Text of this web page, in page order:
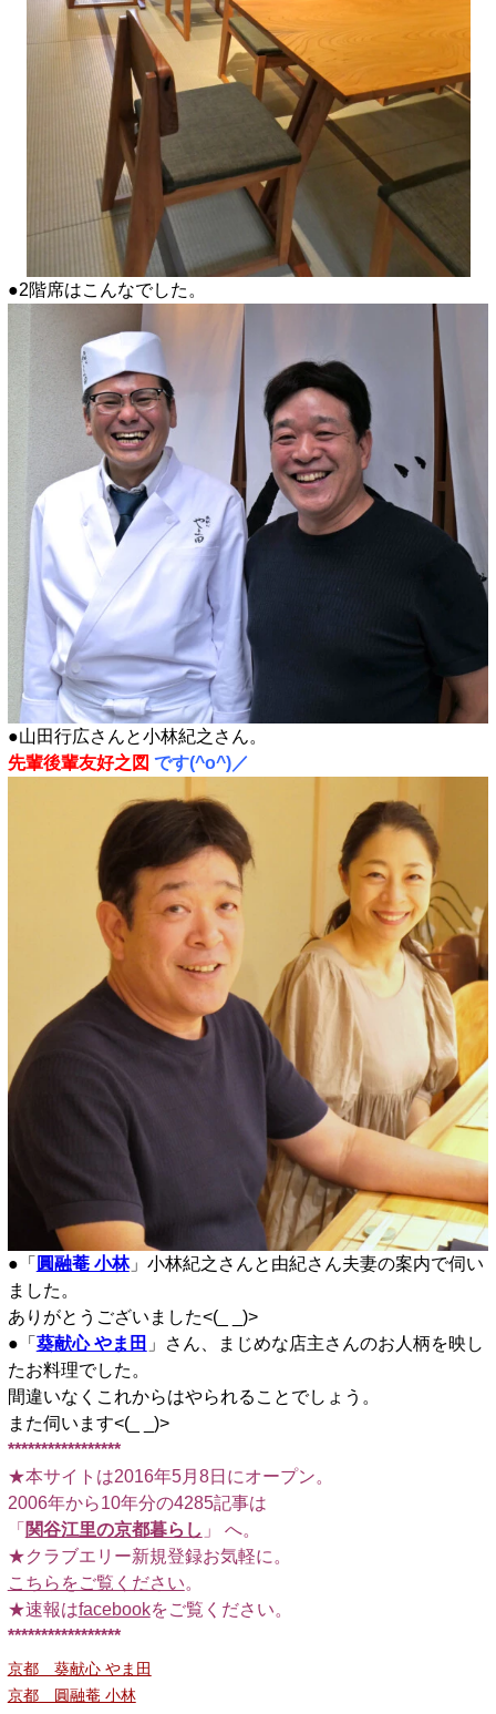
●2階席はこんなでした。
●山田行広さんと小林紀之さん。
先輩後輩友好之図 です(^o^)／
●「 圓融菴 小林」小林紀之さんと由紀さん夫妻の案内で伺い
ました。
ありがとうございました<(_ _)>
●「 葵献心 やま田 」さん、まじめな店主さんのお人柄を映し
たお料理でした。
間違いなくこれからはやられることでしょう。
また伺います<(_ _)>
*****************
★本サイトは2016年5月8日にオープン。
2006年から10年分の4285記事は
「 関谷江里の京都暮らし 」 へ。
★クラブエリー新規登録お気軽に。
こちらをご覧ください。
★速報はfacebookをご覧ください。
*****************
京都 葵献心 やま田
京都 圓融菴 小林